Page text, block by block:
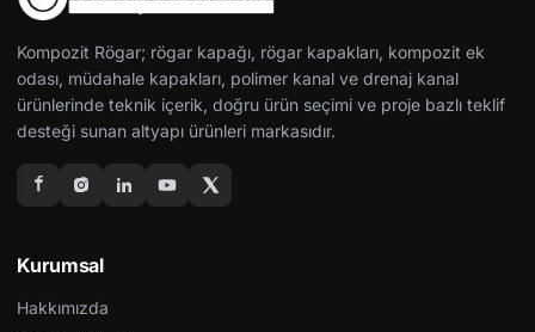
Kompozit Rögar; rögar kapağı, rögar kapakları, kompozit ek
odası, müdahale kapakları, polimer kanal ve drenaj kanal
ürünlerinde teknik içerik, doğru ürün seçimi ve proje bazlı teklif
desteği sunan altyapı ürünleri markasıdır.
Kurumsal
Hakkımızda